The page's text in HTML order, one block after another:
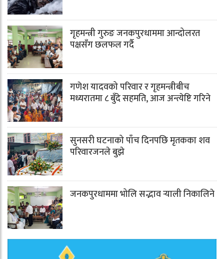
गृहमन्त्री गुरुङ जनकपुरधाममा आन्दोलरत
पक्षसँग छलफल गर्दै
गणेश यादवको परिवार र गृहमन्त्रीबीच
मध्यरातमा ८ बुँदे सहमति, आज अन्त्येष्टि गरिने
सुनसरी घटनाको पाँच दिनपछि मृतकका शव
परिवारजनले बुझे
जनकपुरधाममा भोलि सद्भाव र्‍याली निकालिने